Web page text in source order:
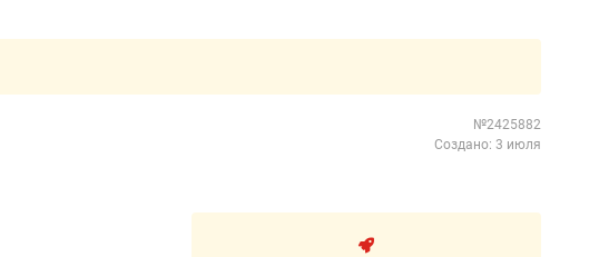
№2425882
Создано: 3 июля